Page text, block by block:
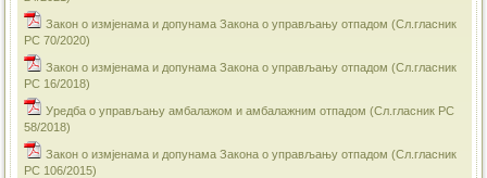
Закон о измјенама и допунама Закона о управљању отпадом (Сл.гласник
РС 70/2020)
Закон о измјенама и допунама Закона о управљању отпадом (Сл.гласник
РС 16/2018)
Уредба о управљању амбалажом и амбалажним отпадом (Сл.гласник РС
58/2018)
Закон о измјенама и допунама Закона о управљању отпадом (Сл.гласник
РС 106/2015)